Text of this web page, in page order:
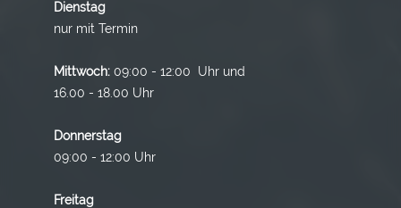
Dienstag
nur mit Termin
Mittwoch: 09:00 - 12:00 Uhr und
16.00 - 18.00 Uhr
Donnerstag
09:00 - 12:00 Uhr
Freitag